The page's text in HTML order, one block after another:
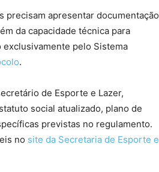
precisam apresentar documentação
da capacidade técnica para
pelo Sistema
.
de Esporte e Lazer,
social atualizado, plano de
previstas no regulamento.
no site da Secretaria de Esporte e